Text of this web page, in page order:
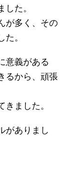
た。
が多く、その
。
意義がある
るから、頑張
ました。
がありまし